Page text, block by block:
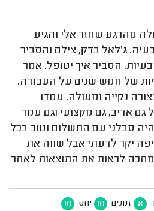
מהרגע שחזר אלי והגיע
ג׳לאל בדק, צילם והסביר
הסביר איך יטופל. אמר
של חמש שנים על העבודה.
נקייה ומעולה, עמדו
גם אדיב, גם מקצועי וגם עמד
סבלני עם התשלום וטוב בכל
יקר לדעתי אבל שווה את
לראות את התוצאות לאחר
8 זמנים 10 יחס 10